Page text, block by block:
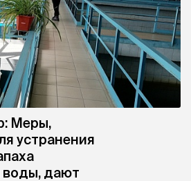
Меры,
устранения
дают